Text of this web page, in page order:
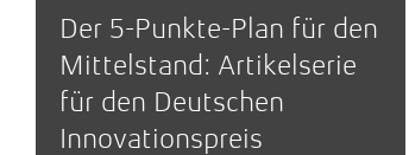
Der 5-Punkte-Plan für den
Mittelstand: Artikelserie
für den Deutschen
Innovationspreis